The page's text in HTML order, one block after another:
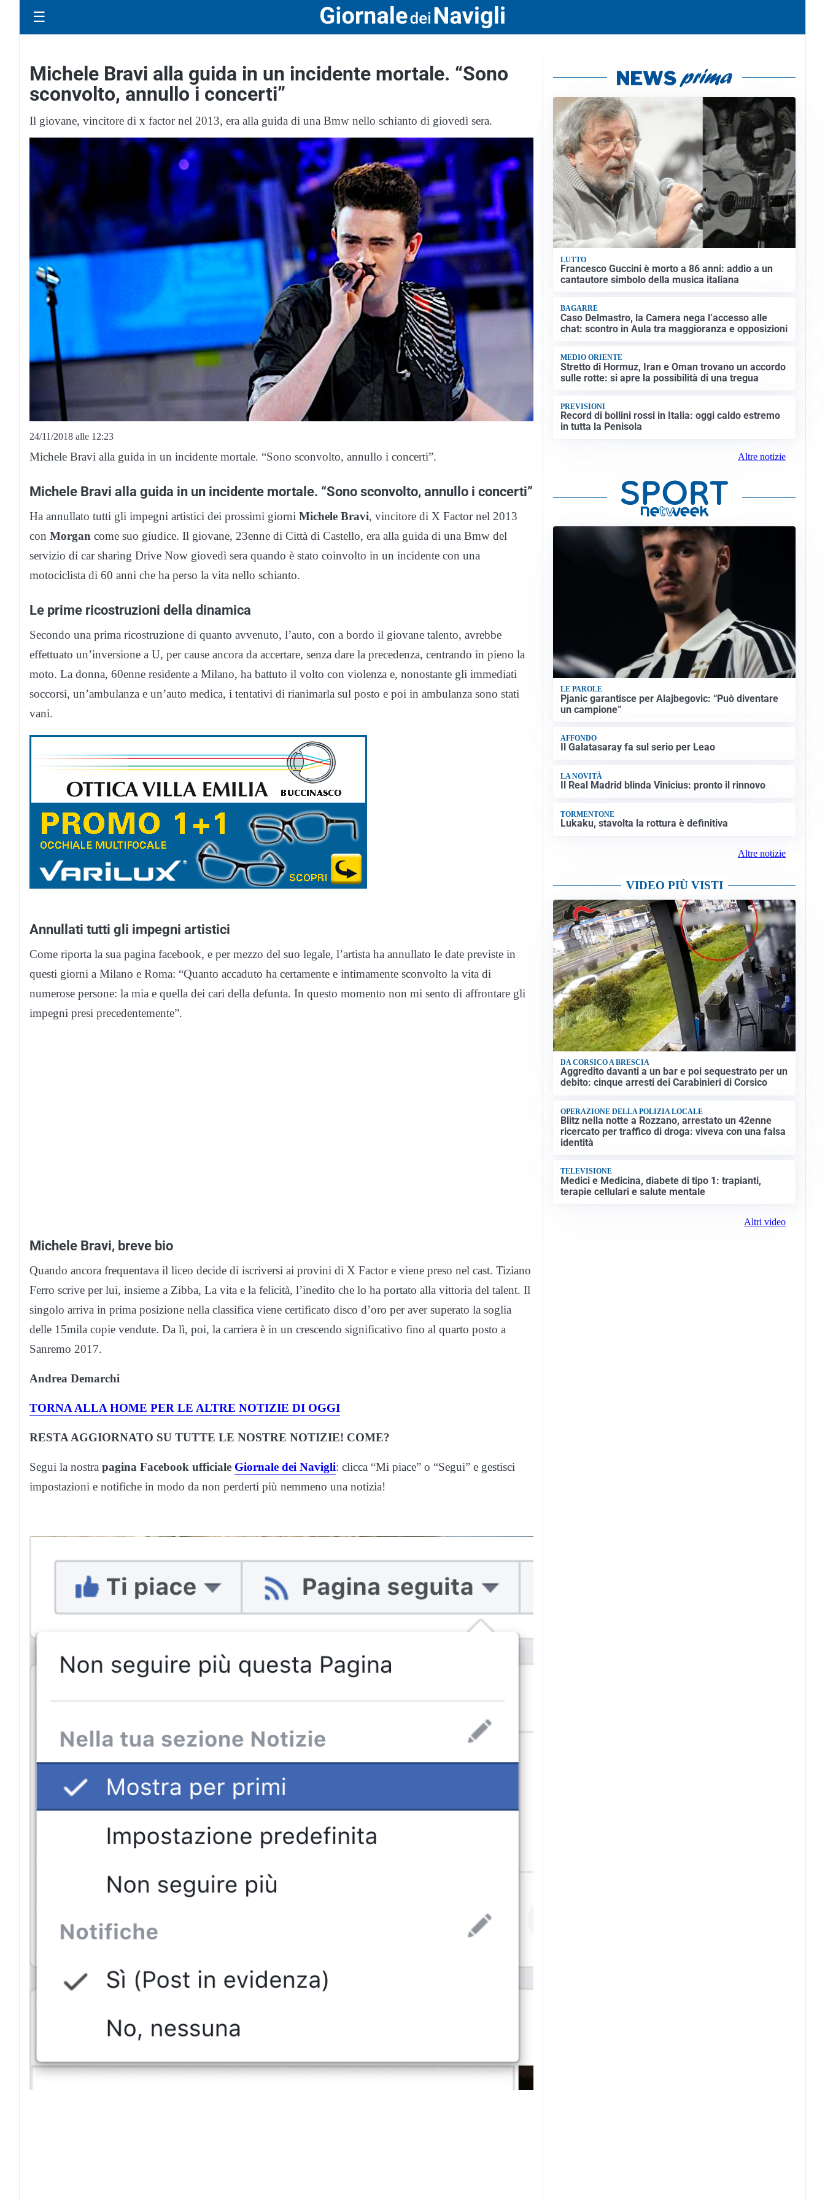
☰
Michele Bravi alla guida in un incidente mortale. “Sono
sconvolto, annullo i concerti”
Il giovane, vincitore di x factor nel 2013, era alla guida di una Bmw nello schianto di giovedì sera.
24/11/2018 alle 12:23
Michele Bravi alla guida in un incidente mortale. “Sono sconvolto, annullo i concerti”.
Michele Bravi alla guida in un incidente mortale. “Sono sconvolto, annullo i concerti”
Ha annullato tutti gli impegni artistici dei prossimi giorni Michele Bravi, vincitore di X Factor nel 2013
con Morgan come suo giudice. Il giovane, 23enne di Città di Castello, era alla guida di una Bmw del
servizio di car sharing Drive Now giovedì sera quando è stato coinvolto in un incidente con una
motociclista di 60 anni che ha perso la vita nello schianto.
Le prime ricostruzioni della dinamica
Secondo una prima ricostruzione di quanto avvenuto, l’auto, con a bordo il giovane talento, avrebbe
effettuato un’inversione a U, per cause ancora da accertare, senza dare la precedenza, centrando in pieno la
moto. La donna, 60enne residente a Milano, ha battuto il volto con violenza e, nonostante gli immediati
soccorsi, un’ambulanza e un’auto medica, i tentativi di rianimarla sul posto e poi in ambulanza sono stati
vani.
Annullati tutti gli impegni artistici
Come riporta la sua pagina facebook, e per mezzo del suo legale, l’artista ha annullato le date previste in
questi giorni a Milano e Roma: “Quanto accaduto ha certamente e intimamente sconvolto la vita di
numerose persone: la mia e quella dei cari della defunta. In questo momento non mi sento di affrontare gli
impegni presi precedentemente”.
Michele Bravi, breve bio
Quando ancora frequentava il liceo decide di iscriversi ai provini di X Factor e viene preso nel cast. Tiziano
Ferro scrive per lui, insieme a Zibba, La vita e la felicità, l’inedito che lo ha portato alla vittoria del talent. Il
singolo arriva in prima posizione nella classifica viene certificato disco d’oro per aver superato la soglia
delle 15mila copie vendute. Da lì, poi, la carriera è in un crescendo significativo fino al quarto posto a
Sanremo 2017.
Andrea Demarchi
TORNA ALLA HOME PER LE ALTRE NOTIZIE DI OGGI
RESTA AGGIORNATO SU TUTTE LE NOSTRE NOTIZIE! COME?
Segui la nostra pagina Facebook ufficiale Giornale dei Navigli: clicca “Mi piace” o “Segui” e gestisci
impostazioni e notifiche in modo da non perderti più nemmeno una notizia!
LUTTO
Francesco Guccini è morto a 86 anni: addio a un
cantautore simbolo della musica italiana
BAGARRE
Caso Delmastro, la Camera nega l’accesso alle
chat: scontro in Aula tra maggioranza e opposizioni
MEDIO ORIENTE
Stretto di Hormuz, Iran e Oman trovano un accordo
sulle rotte: si apre la possibilità di una tregua
PREVISIONI
Record di bollini rossi in Italia: oggi caldo estremo
in tutta la Penisola
Altre notizie
LE PAROLE
Pjanic garantisce per Alajbegovic: “Può diventare
un campione”
AFFONDO
Il Galatasaray fa sul serio per Leao
LA NOVITÀ
Il Real Madrid blinda Vinicius: pronto il rinnovo
TORMENTONE
Lukaku, stavolta la rottura è definitiva
Altre notizie
VIDEO PIÙ VISTI
DA CORSICO A BRESCIA
Aggredito davanti a un bar e poi sequestrato per un
debito: cinque arresti dei Carabinieri di Corsico
OPERAZIONE DELLA POLIZIA LOCALE
Blitz nella notte a Rozzano, arrestato un 42enne
ricercato per traffico di droga: viveva con una falsa
identità
TELEVISIONE
Medici e Medicina, diabete di tipo 1: trapianti,
terapie cellulari e salute mentale
Altri video